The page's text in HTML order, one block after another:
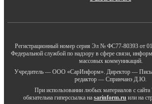
Регистрационный номер серия Эл № ФС77-80393 от
Федеральной службой по надзору в сфере связи,
массовых коммуникаций.
Учредитель — ООО «СарИнформ». Директор —
редактор — Спринчанэ Д.Ю.
При использовании любых материалов с
обязательна гиперссылка на sarinform.ru или на